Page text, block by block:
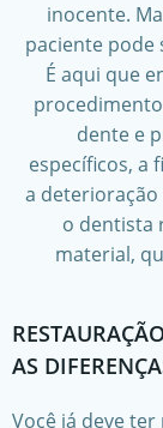
inocente.
paciente pode
É aqui que
dente e
específicos, a
a deterioração
o dentista
material,
AS
Você já deve